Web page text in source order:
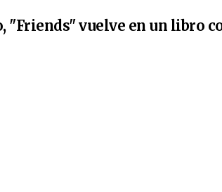
"Friends" vuelve en un libro